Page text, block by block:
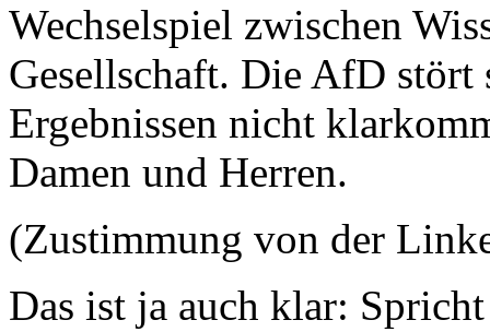
Wechselspiel zwischen
Gesellschaft. Die AfD
Ergebnissen nicht
Damen und Herren.
(Zustimmung von der
Das ist ja auch klar: